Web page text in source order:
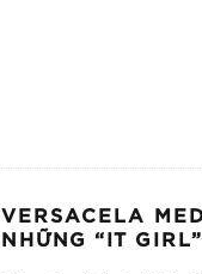
VERSACELA
NHỮNG “IT GIRL”